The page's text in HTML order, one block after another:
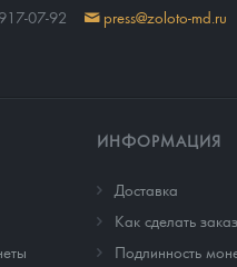
07-92 press@zoloto-md.ru
ИНФОРМАЦИЯ
Доставка
Как сделать заказ
Подлинность